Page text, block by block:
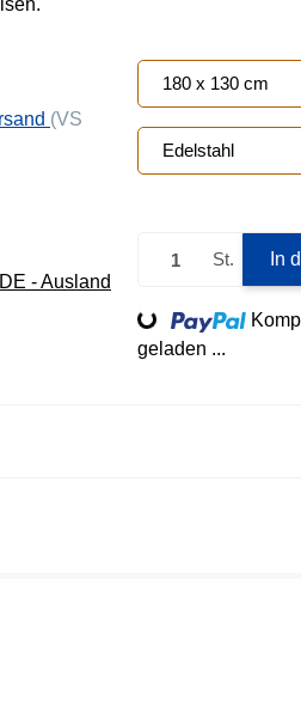
(VS
- Ausland
180 x 130 cm
Edelstahl
St. In
Loading...geladen ...